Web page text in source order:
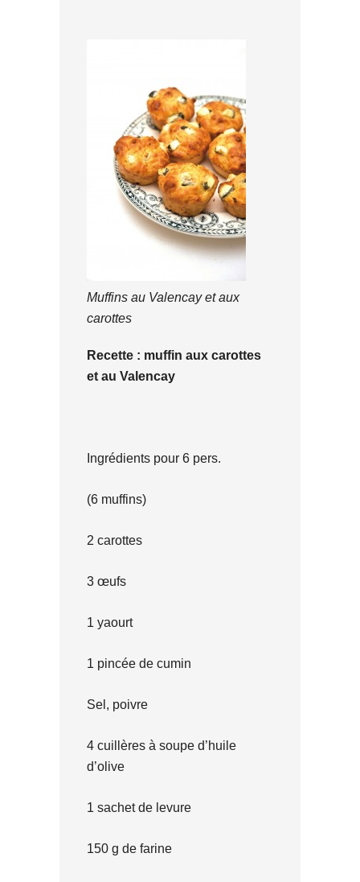
Muffins au Valencay et aux
carottes
Recette : muffin aux carottes
et au Valencay
Ingrédients pour 6 pers.
(6 muffins)
2 carottes
3 œufs
1 yaourt
1 pincée de cumin
Sel, poivre
4 cuillères à soupe d’huile
d’olive
1 sachet de levure
150 g de farine